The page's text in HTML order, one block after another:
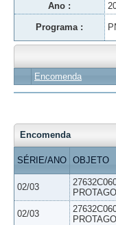
Ano :
Programa :
Encomenda
Encomenda
SÉRIE/ANO OBJETO
02/03
02/03